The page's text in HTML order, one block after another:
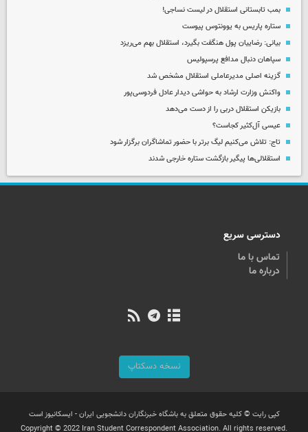
بمب تابستانی استقلال در لیست نساجی!
ستاره پاریس به یوونتوس پیوست
بیانی: رضاییان پول هنگفت بگیرد، استقلال بهم می‌ریزد
سپاهان دنبال مدافع پرسپولیس
گزینه اصلی مدیرعاملی استقلال مشخص شد
واکنش وزارت ارشاد به حواشی دیدار عادل فردوسی‌پور
بازیکن استقلال دربی را از دست می‌دهد
عیسی آل‌کثیر کجاست؟
تاج: تلاش می‌کنیم لیگ برتر با حضور تماشاگران برگزار شود
استقلالی‌ها پیگیر بازگشت ستاره خارجی شدند
دسترسی سریع
تماس با ما
درباره ما
نسخه دسکتاپ
کپی رایت © کلیه حقوق متعلق به باشگاه خبرنگاران دانشجویی ایران - ایسکانیوز است
Copyright © 2022 Iran Student Correspondent Association. All rights reserved.